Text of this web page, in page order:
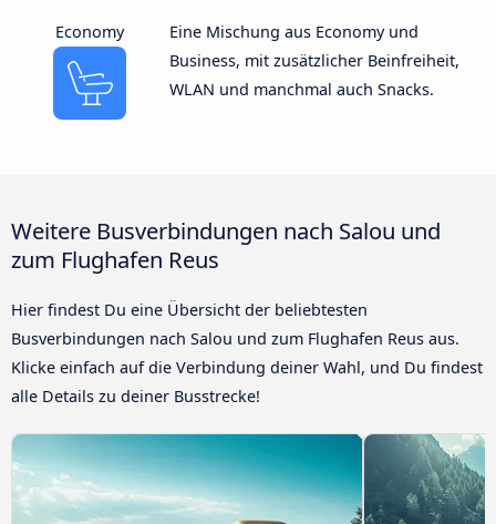
Economy
Eine Mischung aus Economy und
Business, mit zusätzlicher Beinfreiheit,
WLAN und manchmal auch Snacks.
Weitere Busverbindungen nach Salou und
zum Flughafen Reus
Hier findest Du eine Übersicht der beliebtesten
Busverbindungen nach Salou und zum Flughafen Reus aus.
Klicke einfach auf die Verbindung deiner Wahl, und Du findest
alle Details zu deiner Busstrecke!